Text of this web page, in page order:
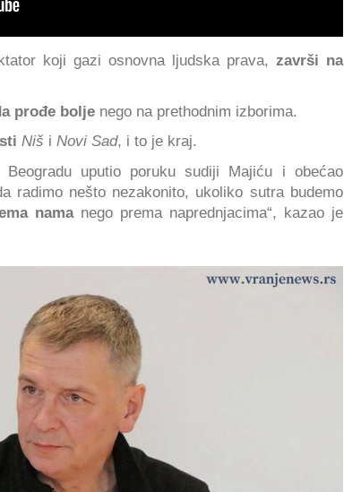
koji gazi osnovna ljudska prava, završi na
prođe bolje nego na prethodnim izborima.
Niš i Novi Sad, i to je kraj.
uputio poruku sudiji Majiću i obećao
radimo nešto nezakonito, ukoliko sutra budemo
namanego prema naprednjacima“, kazao je